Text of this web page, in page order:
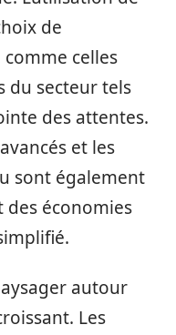
de
celles
du secteur tels
des attentes.
et les
sont également
des économies
autour
Les